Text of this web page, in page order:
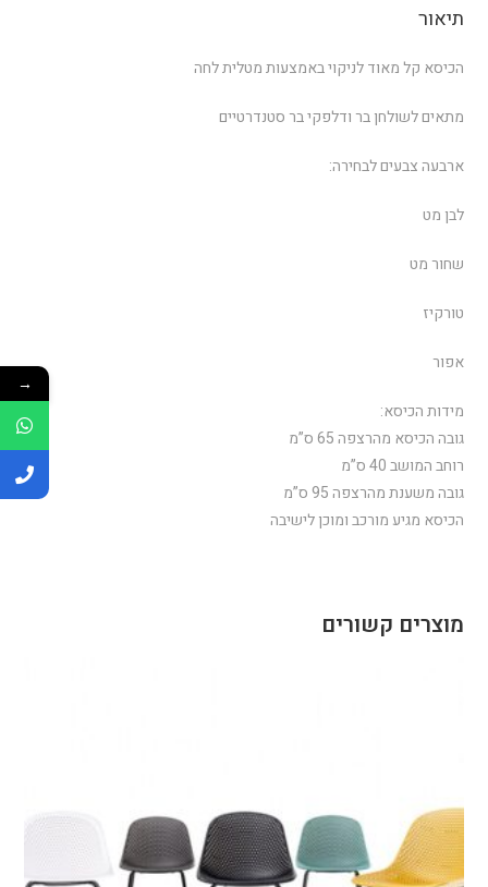
תיאור
הכיסא קל מאוד לניקוי באמצעות מטלית לחה
מתאים לשולחן בר ודלפקי בר סטנדרטיים
ארבעה צבעים לבחירה:
לבן מט
שחור מט
טורקיז
אפור
מידות הכיסא:
גובה הכיסא מהרצפה 65 ס”מ
רוחב המושב 40 ס”מ
גובה משענת מהרצפה 95 ס”מ
הכיסא מגיע מורכב ומוכן לישיבה
מוצרים קשורים
→